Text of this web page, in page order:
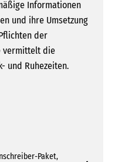
Informationen
und ihre Umsetzung
der
vermittelt die
und Ruhezeiten.
Paket,